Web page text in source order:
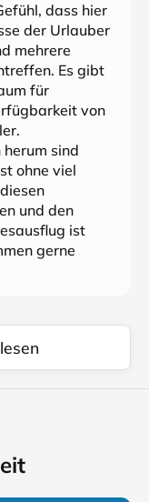
dass hier
der Urlauber
mehrere
Es gibt
für
von
sind
ohne viel
und den
ist
gerne